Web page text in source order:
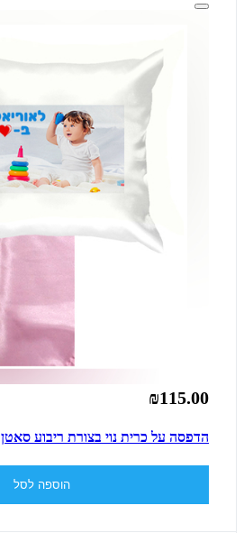
₪115.00
הדפסה על כרית נוי בצורת ריבוע סאטן
הוספה לסל